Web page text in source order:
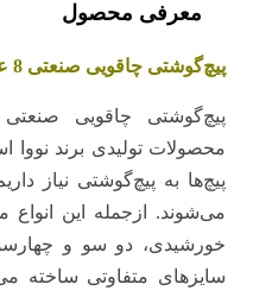
معرفی محصول
پیچ‌گوشتی چاقویی صنعتی 8 عددی نووا
محصولات تولیدی برند نووا
پیچ‌ها به پیچ‌گوشتی نیاز
می‌شوند. ازجمله این انواع
خورشیدی، دو سو و
سایزهای متفاوتی ساخته